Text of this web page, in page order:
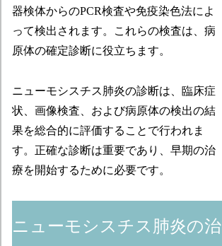
器検体からのPCR検査や免疫染色法によ
って検出されます。これらの検査は、病
原体の確定診断に役立ちます。
ニューモシスチス肺炎の診断は、臨床症
状、画像検査、および病原体の検出の結
果を総合的に評価することで行われま
す。正確な診断は重要であり、早期の治
療を開始するために必要です。
ニューモシスチス肺炎の治